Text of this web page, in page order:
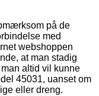
på de
med
webshoppen
at man stadig
altid vil kunne
45031, uanset om
eller dreng.